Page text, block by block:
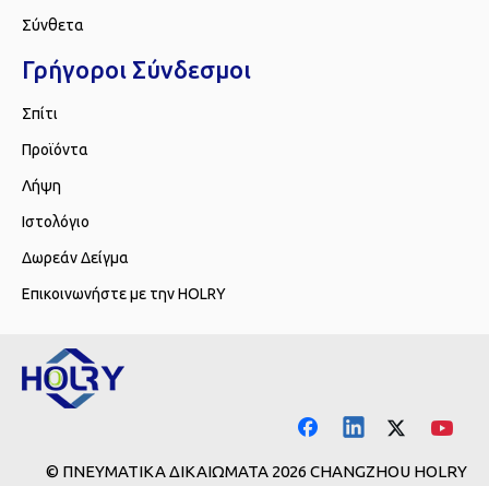
Σύνθετα
Γρήγοροι Σύνδεσμοι
Σπίτι
Προϊόντα
Λήψη
Ιστολόγιο
Δωρεάν Δείγμα
Επικοινωνήστε με την HOLRY
© ΠΝΕΥΜΑΤΙΚΑ ΔΙΚΑΙΩΜΑΤΑ 2026 CHANGZHOU HOLRY